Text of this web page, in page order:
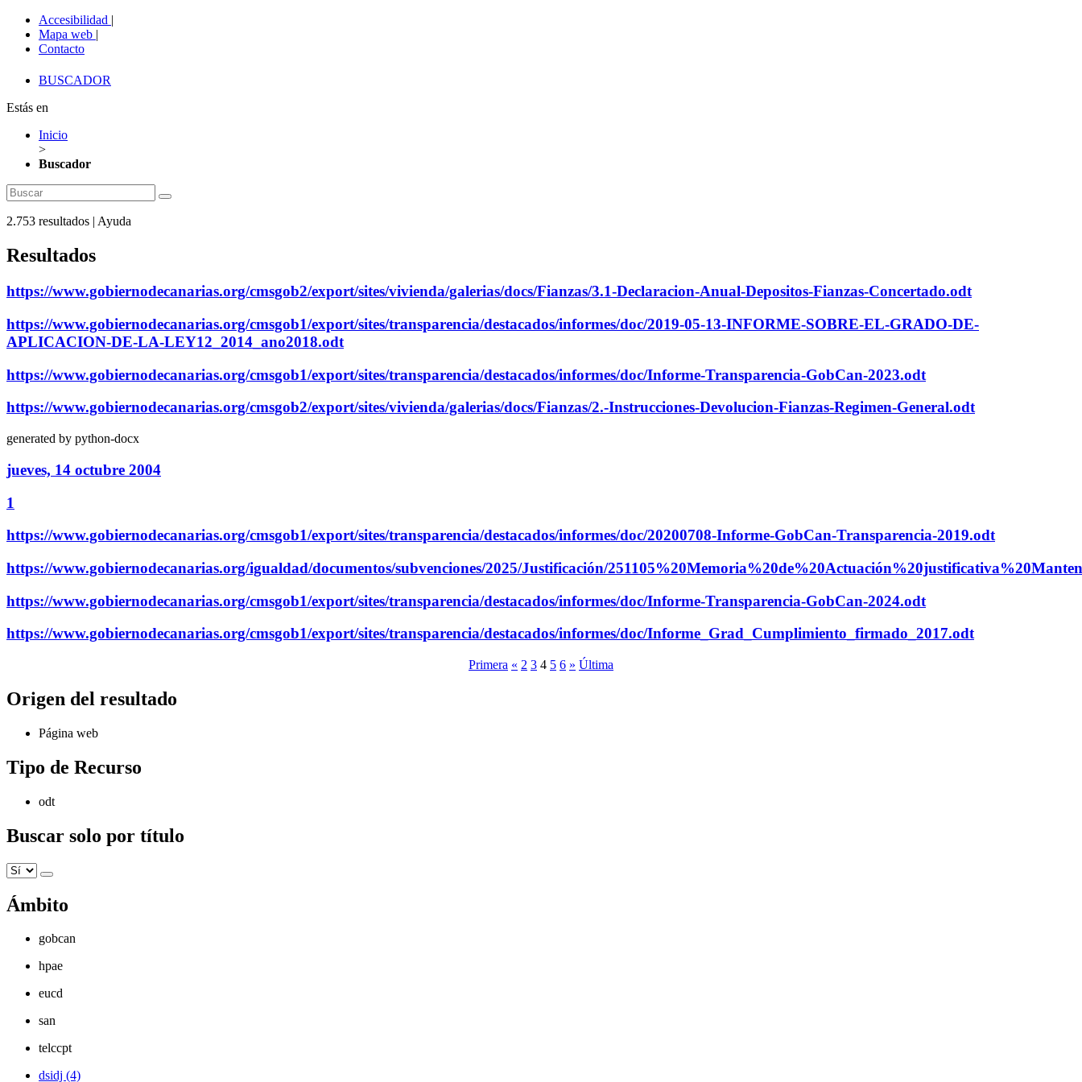
Accesibilidad |
Mapa web |
Contacto
BUSCADOR
Estás en
Inicio
>
Buscador
2.753 resultados | Ayuda
Resultados
https://www.gobiernodecanarias.org/cmsgob2/export/sites/vivienda/galerias/docs/Fianzas/3.1-Declaracion-Anual-Depositos-Fianzas-Concertado.odt
https://www.gobiernodecanarias.org/cmsgob1/export/sites/transparencia/destacados/informes/doc/2019-05-13-INFORME-SOBRE-EL-GRADO-DE-
APLICACION-DE-LA-LEY12_2014_ano2018.odt
https://www.gobiernodecanarias.org/cmsgob1/export/sites/transparencia/destacados/informes/doc/Informe-Transparencia-GobCan-2023.odt
https://www.gobiernodecanarias.org/cmsgob2/export/sites/vivienda/galerias/docs/Fianzas/2.-Instrucciones-Devolucion-Fianzas-Regimen-General.odt
generated by python-docx
jueves, 14 octubre 2004
1
https://www.gobiernodecanarias.org/cmsgob1/export/sites/transparencia/destacados/informes/doc/20200708-Informe-GobCan-Transparencia-2019.odt
https://www.gobiernodecanarias.org/igualdad/documentos/subvenciones/2025/Justificación/
https://www.gobiernodecanarias.org/cmsgob1/export/sites/transparencia/destacados/informes/doc/Informe-Transparencia-GobCan-2024.odt
https://www.gobiernodecanarias.org/cmsgob1/export/sites/transparencia/destacados/informes/doc/Informe_Grad_Cumplimiento_firmado_2017.odt
Primera « 2 3 4 5 6 » Última
Origen del resultado
Página web
Tipo de Recurso
odt
Buscar solo por título
Ámbito
gobcan
hpae
eucd
san
telccpt
dsidj (4)